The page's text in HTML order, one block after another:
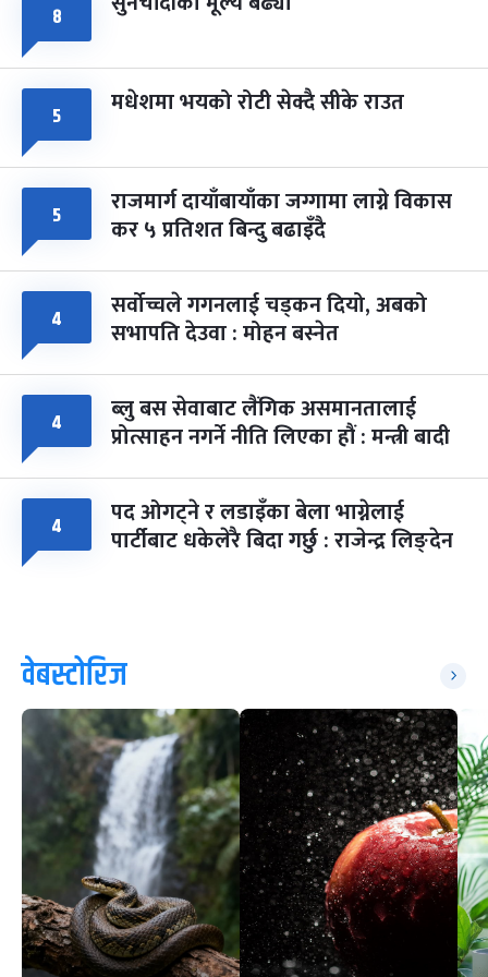
८
५ मधेशमा भयको रोटी सेक्दै सीके राउत
५ राजमार्ग दायाँबायाँका जग्गामा लाग्ने विकास
कर ५ प्रतिशत बिन्दु बढाइँदै
४ सर्वोच्चले गगनलाई चड्कन दियो, अबको
सभापति देउवा : मोहन बस्नेत
४ ब्लु बस सेवाबाट लैंगिक असमानतालाई
प्रोत्साहन नगर्ने नीति लिएका हौं : मन्त्री बादी
४ पद ओगट्ने र लडाइँका बेला भाग्नेलाई
पार्टीबाट धकेलेरै बिदा गर्छु : राजेन्द्र लिङ्देन
वेबस्टोरिज